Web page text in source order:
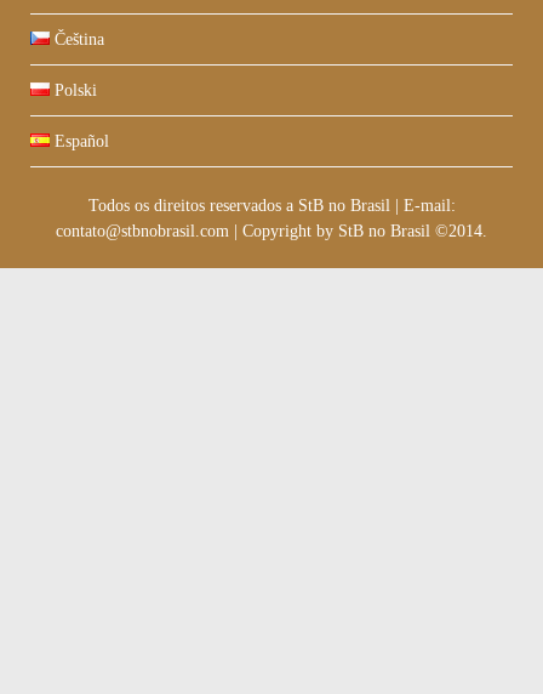
Čeština
Polski
Español
Todos os direitos reservados a StB no Brasil
E-mail:
contato@stbnobrasil.com
Copyright by StB no Brasil ©2014.